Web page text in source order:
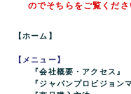
のでそちらをご覧くださ
【ホーム】
【メニュー】
『会社概要・アクセス』
『ジャパンプロビジョン